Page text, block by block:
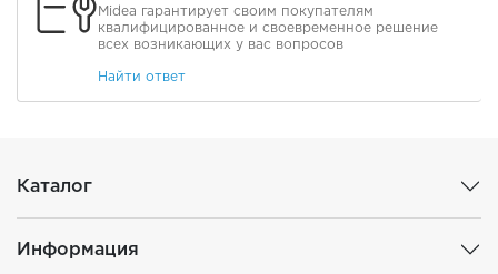
Midea гарантирует своим покупателям
квалифицированное и своевременное решение
всех возникающих у вас вопросов
Найти ответ
Каталог
Информация